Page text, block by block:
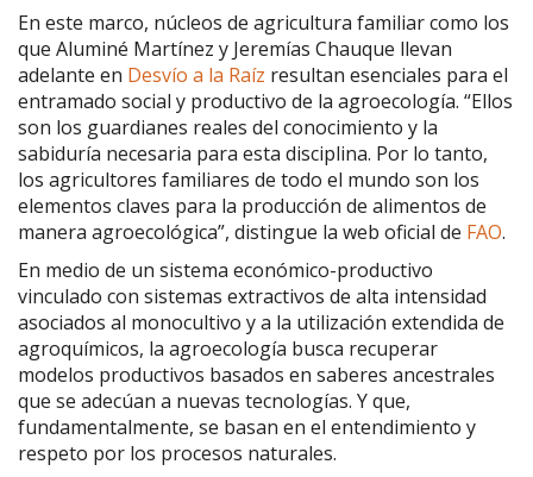
En este marco, núcleos de agricultura familiar como los
que Aluminé Martínez y Jeremías Chauque llevan
adelante en Desvío a la Raíz resultan esenciales para el
entramado social y productivo de la agroecología. “Ellos
son los guardianes reales del conocimiento y la
sabiduría necesaria para esta disciplina. Por lo tanto,
los agricultores familiares de todo el mundo son los
elementos claves para la producción de alimentos de
manera agroecológica”, distingue la web oficial de FAO.
En medio de un sistema económico-productivo
vinculado con sistemas extractivos de alta intensidad
asociados al monocultivo y a la utilización extendida de
agroquímicos, la agroecología busca recuperar
modelos productivos basados en saberes ancestrales
que se adecúan a nuevas tecnologías. Y que,
fundamentalmente, se basan en el entendimiento y
respeto por los procesos naturales.